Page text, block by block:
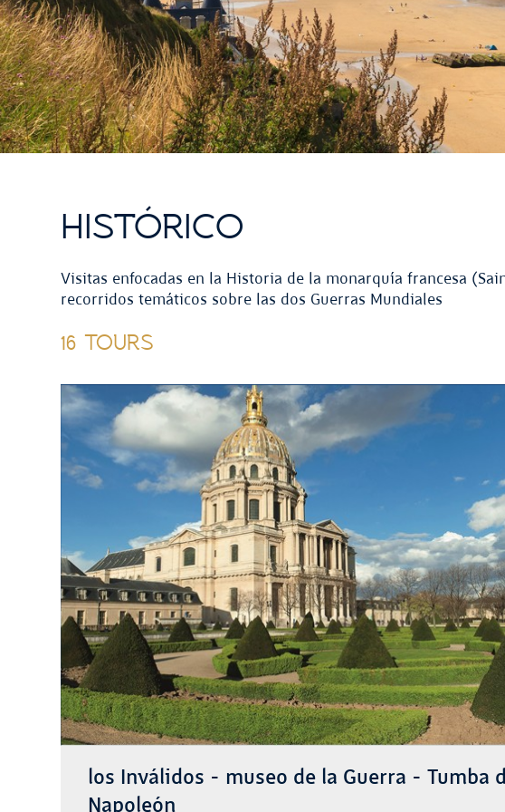
HISTÓRICO
Visitas enfocadas en la Historia de la monarquía francesa
recorridos temáticos sobre las dos Guerras Mundiales
16 TOURS
los Inválidos - museo de la Guerra - Tumba
Napoleón